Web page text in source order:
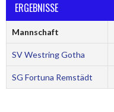
ERGEBNISSE
Mannschaft
SV Westring Gotha
SG Fortuna Remstädt